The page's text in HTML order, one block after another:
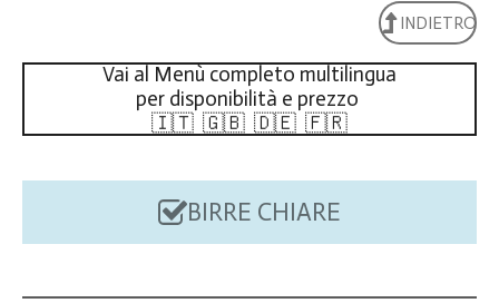
INDIETRO
Vai al Menù completo multilingua
per disponibilità e prezzo
🇮🇹 🇬🇧 🇩🇪 🇫🇷
BIRRE CHIARE